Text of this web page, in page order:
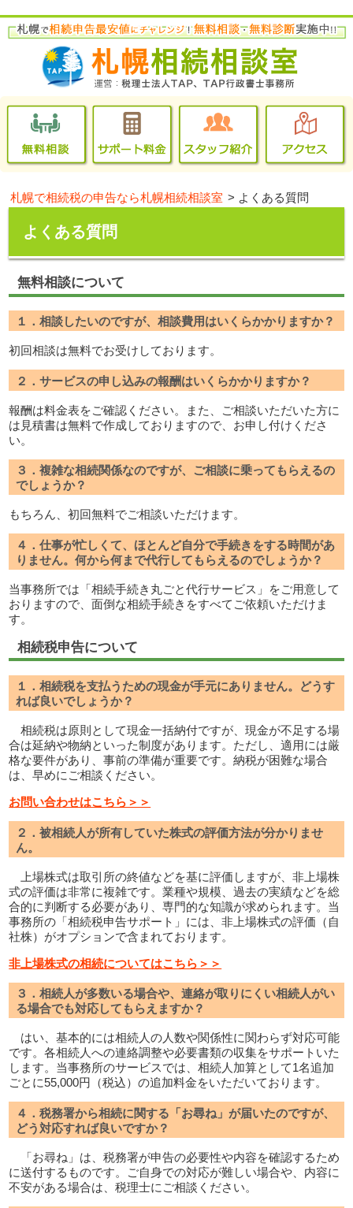
札幌で相続税の申告なら札幌相続相談室 > よくある質問
よくある質問
無料相談について
１．相談したいのですが、相談費用はいくらかかりますか？
初回相談は無料でお受けしております。
２．サービスの申し込みの報酬はいくらかかりますか？
報酬は料金表をご確認ください。また、ご相談いただいた方に
は見積書は無料で作成しておりますので、お申し付けくださ
い。
３．複雑な相続関係なのですが、ご相談に乗ってもらえるの
でしょうか？
もちろん、初回無料でご相談いただけます。
４．仕事が忙しくて、ほとんど自分で手続きをする時間があ
りません。何から何まで代行してもらえるのでしょうか？
当事務所では「相続手続き丸ごと代行サービス」をご用意して
おりますので、面倒な相続手続きをすべてご依頼いただけま
す。
相続税申告について
１．相続税を支払うための現金が手元にありません。どうす
れば良いでしょうか？
相続税は原則として現金一括納付ですが、現金が不足する場
合は延納や物納といった制度があります。ただし、適用には厳
格な要件があり、事前の準備が重要です。納税が困難な場合
は、早めにご相談ください。
お問い合わせはこちら＞＞
２．被相続人が所有していた株式の評価方法が分かりませ
ん。
上場株式は取引所の終値などを基に評価しますが、非上場株
式の評価は非常に複雑です。業種や規模、過去の実績などを総
合的に判断する必要があり、専門的な知識が求められます。当
事務所の「相続税申告サポート」には、非上場株式の評価（自
社株）がオプションで含まれております。
非上場株式の相続についてはこちら＞＞
３．相続人が多数いる場合や、連絡が取りにくい相続人がい
る場合でも対応してもらえますか？
はい、基本的には相続人の人数や関係性に関わらず対応可能
です。各相続人への連絡調整や必要書類の収集をサポートいた
します。当事務所のサービスでは、相続人加算として1名追加
ごとに55,000円（税込）の追加料金をいただいております。
４．税務署から相続に関する「お尋ね」が届いたのですが、
どう対応すれば良いですか？
「お尋ね」は、税務署が申告の必要性や内容を確認するため
に送付するものです。ご自身での対応が難しい場合や、内容に
不安がある場合は、税理士にご相談ください。